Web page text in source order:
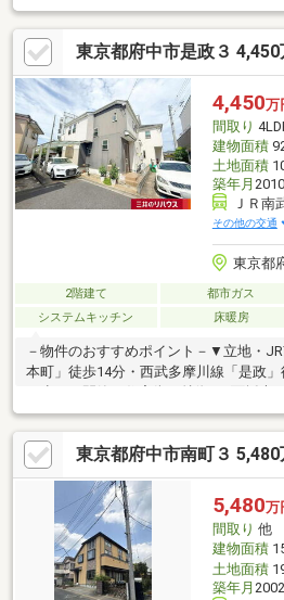
採光有 ○対面式キッチン ○小屋裏収
可(別途要費用) ○ 子育てに優しい落ち
ス ━━━━━・・・・ ○ 京王線・ＪＲ
駅 徒歩１３分 ○ ＪＲ武蔵野線・Ｊ
徒歩１４分■ ご希望の住まい探しをお手
━━━━━・・・物件の詳細・ご相談は
ださい。
東京都府中市是政３ 4,450
4,450万
間取り
建物面積
土地面積
築年月
ＪＲ南
その他の交通
東京都
2階建て 都市ガス
システムキッチン
床暖房
－物件のおすすめポイント－▼立地・
本町」徒歩14分・西武多摩川線「是政」
グを見渡せる対面式キッチン・各階に
西向きバルコニー・カーポート有(車種
(LD)・浄水器・1616サイズ浴室、換気乾
ドレッサー・TVモニタ付インターホン
ーム■ ご希望の住まい探しをお手伝
件の詳細・ご相談はお気軽にお問い合わ
東京都府中市南町３ 5,480
5,480万
間取り 他
建物面積
土地面積
築年月